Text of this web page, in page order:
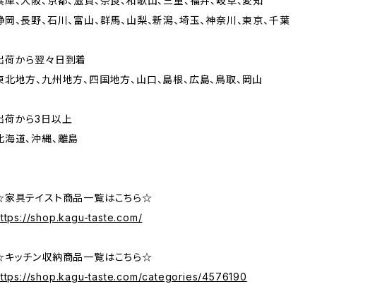
岡、長野、石川、富山、群馬、山梨、新潟、埼玉、神奈川、東京、千葉
荷から翌々日到着
北地方、九州地方、四国地方、山口、島根、広島、鳥取、岡山
荷から3日以上
海道、沖縄、離島
具テイスト商品一覧はこちら☆
shop.kagu-taste.com/
ッチン収納商品一覧はこちら☆
shop.kagu-taste.com/categories/4576190